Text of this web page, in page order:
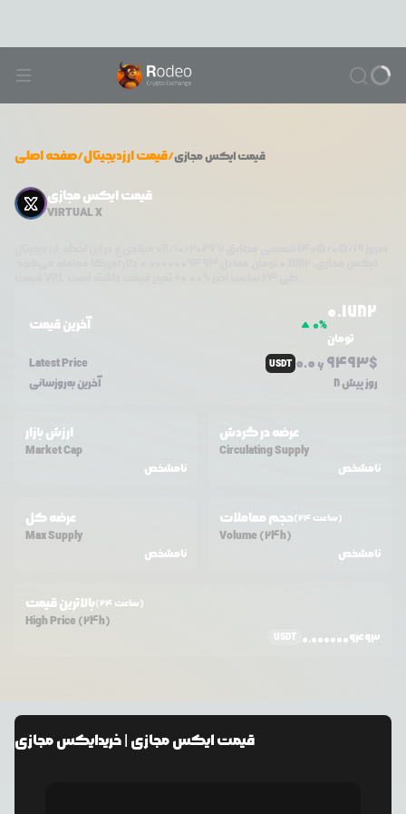
صفحه اصلی/قیمت ارزدیجیتال/ قیمتایکس مجازی
قیمت ایکس مجازی
VIRTUAL X
آخرین قیمت 0%
0.1782
تومان
Latest Price
USDT 0.0 6 9493$
آخرین به‌روزسانی 8 روز پیش
ارزش بازار
Market Cap
نامشخص
عرضه در گردش
Circulating Supply
نامشخص
عرضه کل
Max Supply
نامشخص
حجم معاملات (24 ساعت)
Volume (24h)
نامشخص
بالاترین قیمت (24 ساعت)
High Price (24h)
USDT 0.0000009493
قیمتایکس مجازی | خریدایکس مجازی